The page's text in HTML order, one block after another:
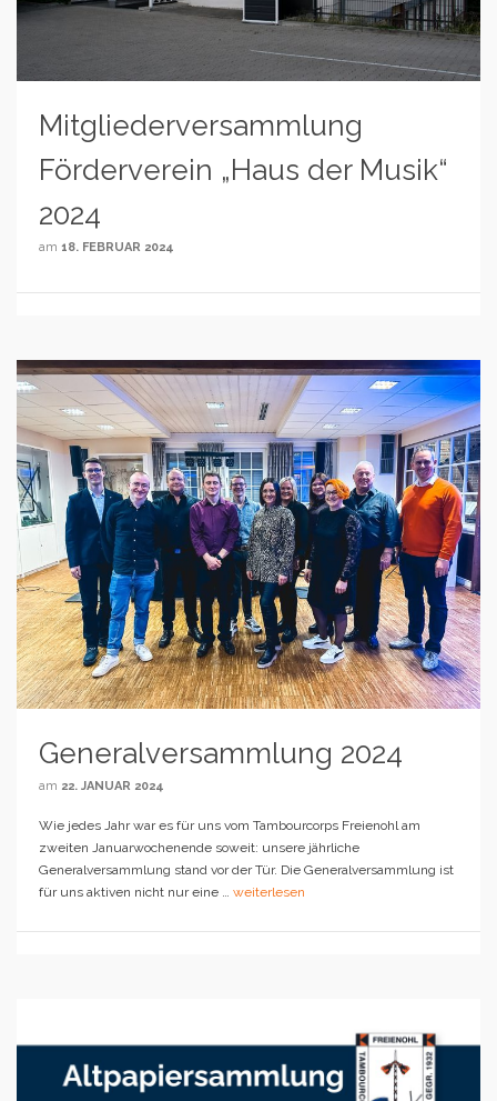
Mitgliederversammlung
Förderverein „Haus der Musik“
2024
am 18. FEBRUAR 2024
Generalversammlung 2024
am 22. JANUAR 2024
Wie jedes Jahr war es für uns vom Tambourcorps Freienohl am
zweiten Januarwochenende soweit: unsere jährliche
Generalversammlung stand vor der Tür. Die Generalversammlung ist
für uns aktiven nicht nur eine … weiterlesen